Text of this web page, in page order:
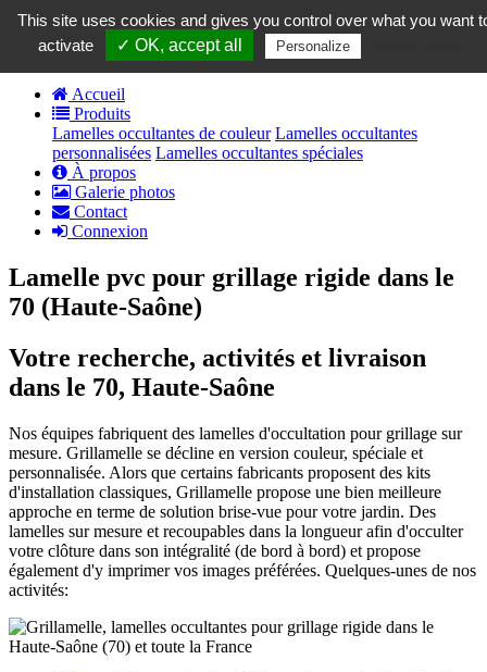
contact@grillamelle.fr
Panier
0
Accueil
Produits
Lamelles occultantes de couleur Lamelles occultantes
personnalisées Lamelles occultantes spéciales
À propos
Galerie photos
Contact
Connexion
Lamelle pvc pour grillage rigide dans le
70 (Haute-Saône)
Votre recherche, activités et livraison
dans le 70, Haute-Saône
Nos équipes fabriquent des lamelles d'occultation pour grillage sur
mesure. Grillamelle se décline en version couleur, spéciale et
personnalisée. Alors que certains fabricants proposent des kits
d'installation classiques, Grillamelle propose une bien meilleure
approche en terme de solution brise-vue pour votre jardin. Des
lamelles sur mesure et recoupables dans la longueur afin d'occulter
votre clôture dans son intégralité (de bord à bord) et propose
également d'y imprimer vos images préférées. Quelques-unes de nos
activités:
This site uses cookies and gives you control over what you want
activate
✓ OK, accept all Personalize